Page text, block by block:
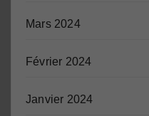
Mars 2024
Février 2024
Janvier 2024